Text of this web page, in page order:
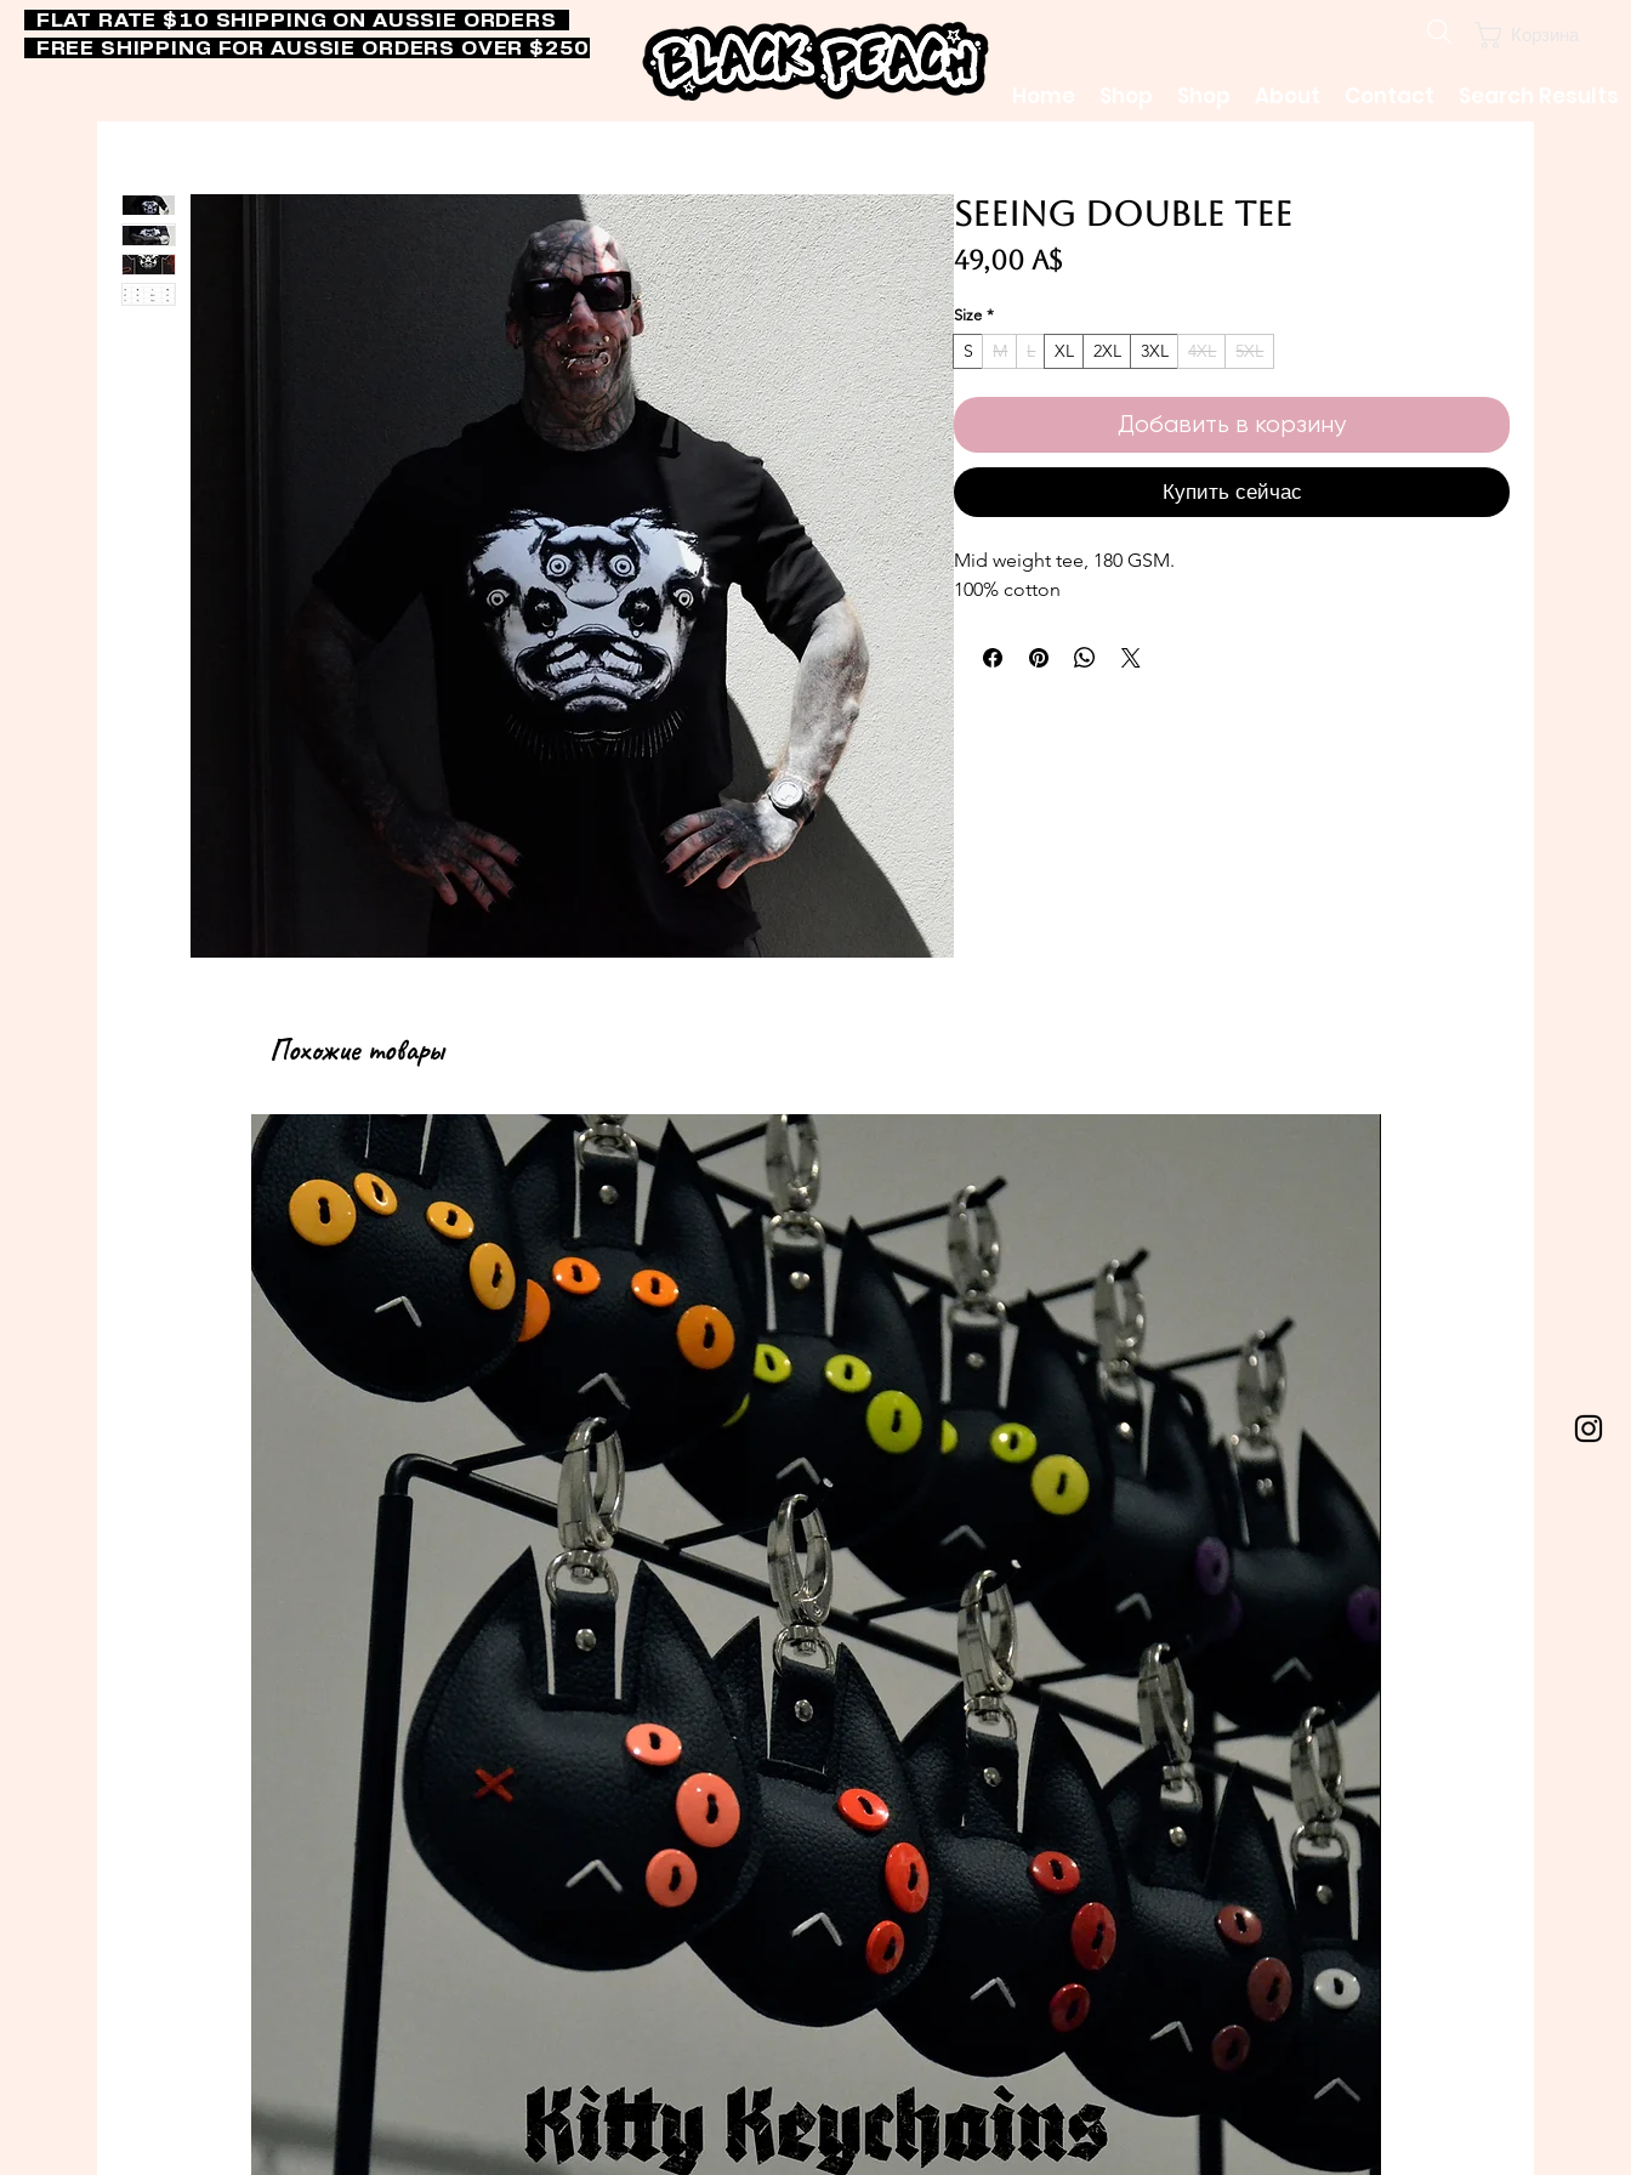
FLAT RATE $10 SHIPPING ON AUSSIE ORDERS
FREE SHIPPING FOR AUSSIE ORDERS OVER $250
Seeing Double Tee
49,00 A$Цена
Size *
S M L XL 2XL 3XL 4XL 5XL
Добавить в корзину
Купить сейчас
Mid weight tee, 180 GSM.
100% cotton
Похожие товары